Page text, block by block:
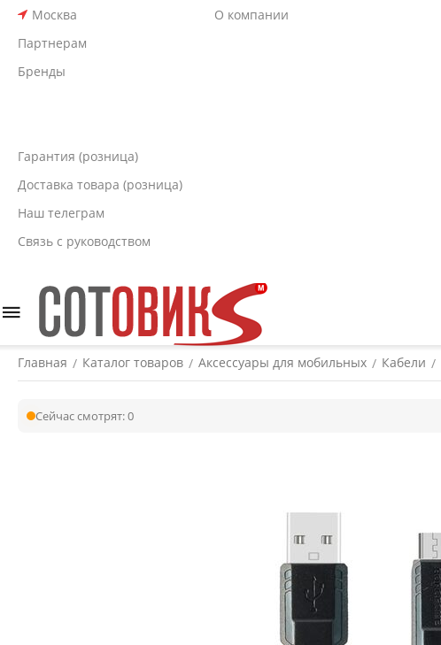
Москва
О компании
Партнерам
Бренды
Гарантия (розница)
Доставка товара (розница)
Наш телеграм
Связь с руководством
Главная / Каталог товаров / Аксессуары для мобильных / Кабели /
Сейчас смотрят:0